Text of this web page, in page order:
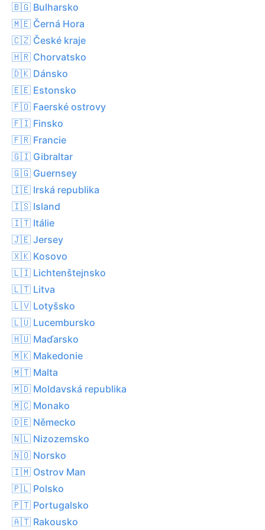
🇧🇬 Bulharsko
🇲🇪 Černá Hora
🇨🇿 České kraje
🇭🇷 Chorvatsko
🇩🇰 Dánsko
🇪🇪 Estonsko
🇫🇴 Faerské ostrovy
🇫🇮 Finsko
🇫🇷 Francie
🇬🇮 Gibraltar
🇬🇬 Guernsey
🇮🇪 Irská republika
🇮🇸 Island
🇮🇹 Itálie
🇯🇪 Jersey
🇽🇰 Kosovo
🇱🇮 Lichtenštejnsko
🇱🇹 Litva
🇱🇻 Lotyšsko
🇱🇺 Lucembursko
🇭🇺 Maďarsko
🇲🇰 Makedonie
🇲🇹 Malta
🇲🇩 Moldavská republika
🇲🇨 Monako
🇩🇪 Německo
🇳🇱 Nizozemsko
🇳🇴 Norsko
🇮🇲 Ostrov Man
🇵🇱 Polsko
🇵🇹 Portugalsko
🇦🇹 Rakousko